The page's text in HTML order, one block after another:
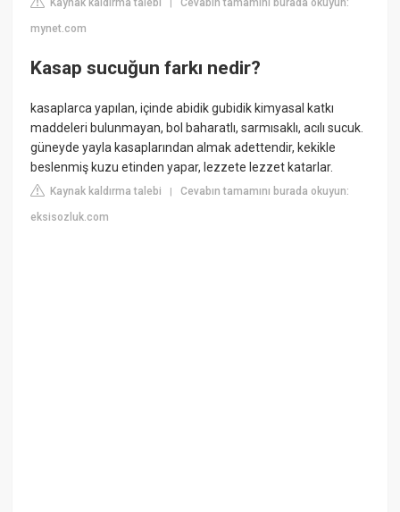
Kaynak kaldırma talebi |Cevabın tamamını burada okuyun:
mynet.com
Kasap sucuğun farkı nedir?
kasaplarca yapılan, içinde abidik gubidik kimyasal katkı
maddeleri bulunmayan, bol baharatlı, sarmısaklı, acılı sucuk.
güneyde yayla kasaplarından almak adettendir, kekikle
beslenmiş kuzu etinden yapar, lezzete lezzet katarlar.
Kaynak kaldırma talebi |Cevabın tamamını burada okuyun:
eksisozluk.com